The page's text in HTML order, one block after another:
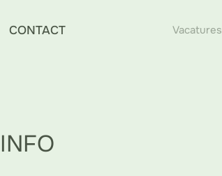
CONTACT Vacatures
INFO